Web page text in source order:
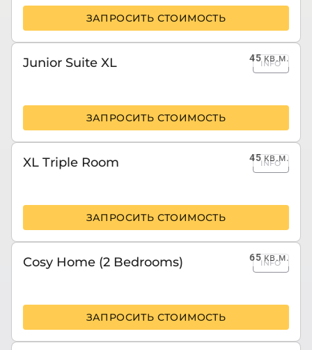
ЗАПРОСИТЬ СТОИМОСТЬ
45кв.м.
Junior Suite XL INFO
ЗАПРОСИТЬ СТОИМОСТЬ
45кв.м.
XL Triple Room INFO
ЗАПРОСИТЬ СТОИМОСТЬ
65кв.м.
Cosy Home (2 Bedrooms) INFO
ЗАПРОСИТЬ СТОИМОСТЬ